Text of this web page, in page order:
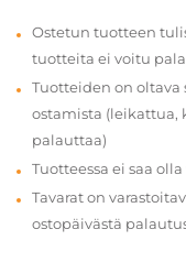
Ostetun tuotteen
tuotteita ei voitu
Tuotteiden on oltava
ostamista (leikattua,
palauttaa)
Tuotteessa ei saa
Tavarat on
ostopäivästä